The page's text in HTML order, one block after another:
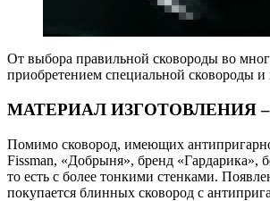
От выбора правильной сковороды во
приобретением специальной сковороды и
МАТЕРИАЛ ИЗГОТОВЛЕНИЯ
Помимо сковород, имеющих
Fissman, «Добрыня», бренд
то есть с более тонкими стенками.
покупается блинных сковород с